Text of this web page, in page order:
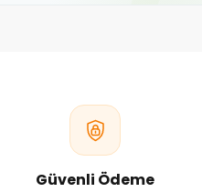
Güvenli Ödeme